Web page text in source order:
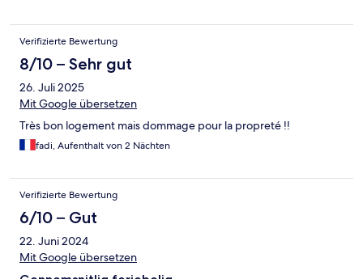
Verifizierte Bewertung
8/10 – Sehr gut
26. Juli 2025
Mit Google übersetzen
Très bon logement mais dommage pour la propreté !!
fadi, Aufenthalt von 2 Nächten
Verifizierte Bewertung
6/10 – Gut
22. Juni 2024
Mit Google übersetzen